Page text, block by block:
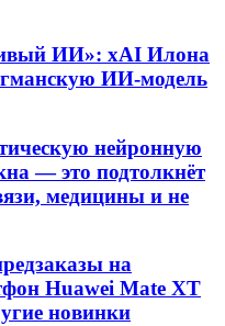
ИИ»: xAI Илона
ИИ-модель
нейронную
— это подтолкнёт
медицины и не
на
Huawei Mate XT
новинки